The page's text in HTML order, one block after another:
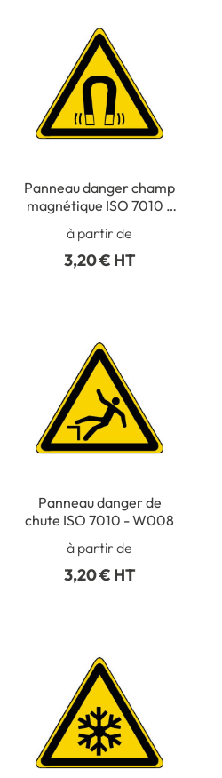
Panneau danger champ
magnétique ISO 7010 -
à partir de
3,20 € HT
Panneau danger de
chute ISO 7010 - W008
à partir de
3,20 € HT